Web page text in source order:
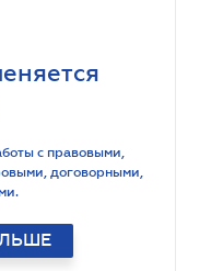
с правовыми,
договорными,